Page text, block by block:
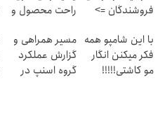
فروشندگان =>
ثبت کن
راحت محصول و
بفروش با این شامپو همه
فکر میکنن انگار
مو کاشتی!!!!!
مسیر همراهی و
گزارش عملکرد
گروه اسنپ در